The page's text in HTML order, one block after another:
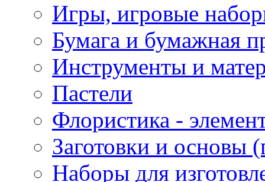
Игры, игровые
Бумага и бумажная
Инструменты и
Пастели
Флористика -
Заготовки и основы
Наборы для